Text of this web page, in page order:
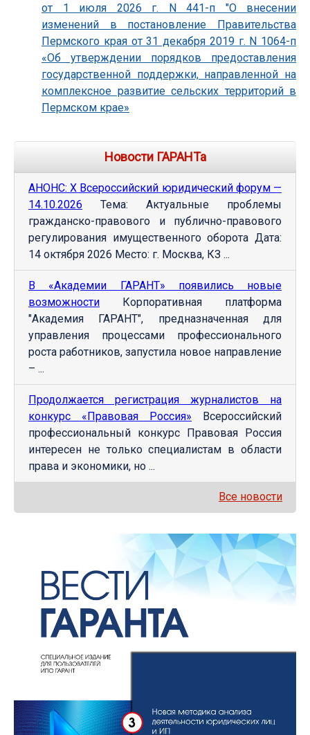
от 1 июля 2026 г. N 441-п "О внесении
изменений в постановление Правительства
Пермского края от 31 декабря 2019 г. N 1064-п
«Об утверждении порядков предоставления
государственной поддержки, направленной на
комплексное развитие сельских территорий в
Пермском крае»
Новости ГАРАНТа
АНОНС: Х Всероссийский юридический форум —
14.10.2026 Тема: Актуальные проблемы
гражданско-правового и публично-правового
регулирования имущественного оборота Дата:
14 октября 2026 Место: г. Москва, КЗ ...
В «Академии ГАРАНТ» появились новые
возможности Корпоративная платформа
"Академия ГАРАНТ", предназначенная для
управления процессами профессионального
роста работников, запустила новое направление
– ...
Продолжается регистрация журналистов на
конкурс «Правовая Россия» Всероссийский
профессиональный конкурс Правовая Россия
интересен не только специалистам в области
права и экономики, но ...
Все новости